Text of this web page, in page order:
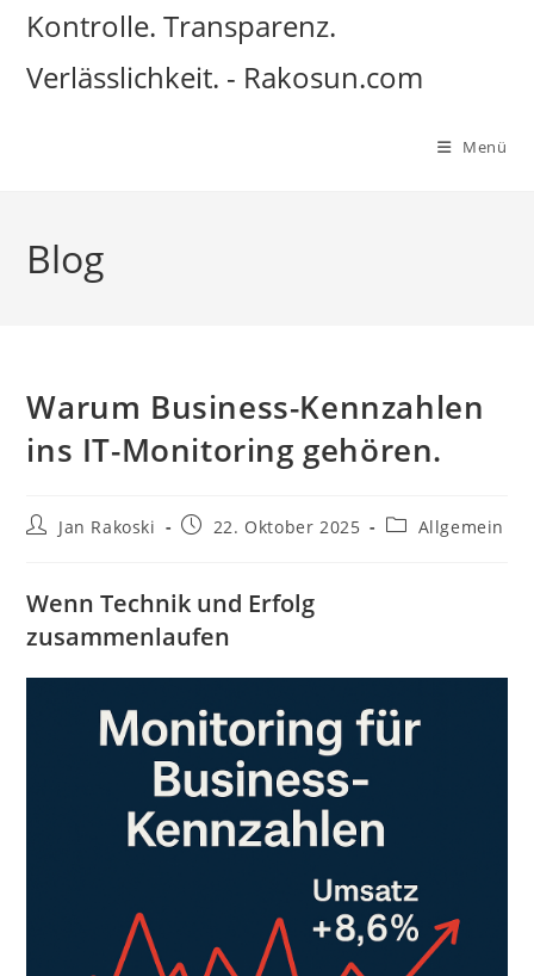
Zum
Inhalt
springen
Kontrolle. Transparenz.
Verlässlichkeit. - Rakosun.com
Menü
Blog
Warum Business-Kennzahlen
ins IT-Monitoring gehören.
Beitrags-
Jan Rakoski
Beitrag22. Oktober 2025
Beitrags-
Allgemein
Wenn Technik und Erfolg
zusammenlaufen